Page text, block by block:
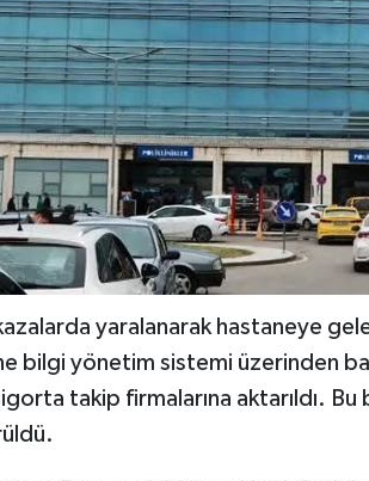
yaralanarak hastaneye
bilgi yönetim sistemi üzerinden
takip firmalarına aktarıldı. Bu